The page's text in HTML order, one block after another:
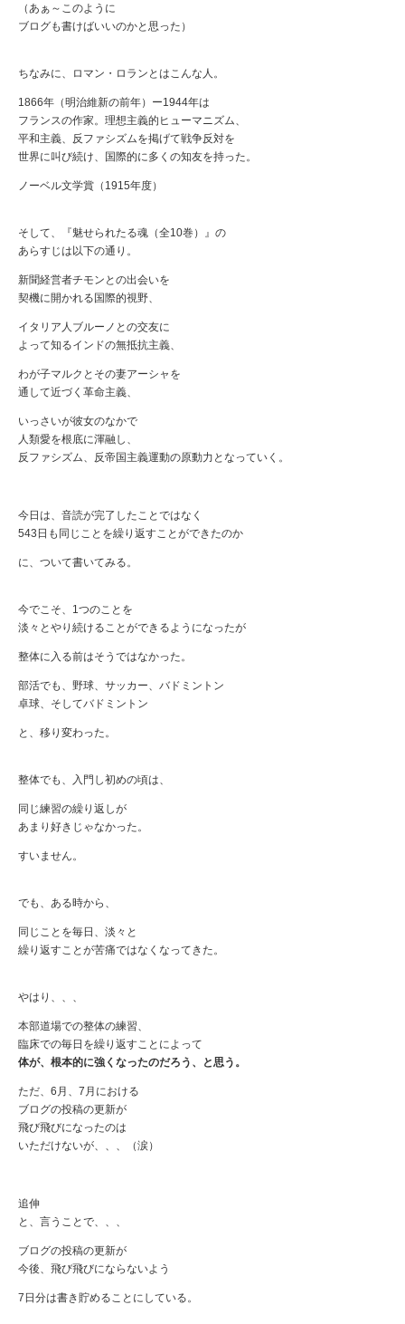
（あぁ～このように
ブログも書けばいいのかと思った）
ちなみに、ロマン・ロランとはこんな人。
1866年（明治維新の前年）ー1944年は
フランスの作家。理想主義的ヒューマニズム、
平和主義、反ファシズムを掲げて戦争反対を
世界に叫び続け、国際的に多くの知友を持った。
ノーベル文学賞（1915年度）
そして、『魅せられたる魂（全10巻）』の
あらすじは以下の通り。
新聞経営者チモンとの出会いを
契機に開かれる国際的視野、
イタリア人ブルーノとの交友に
よって知るインドの無抵抗主義、
わが子マルクとその妻アーシャを
通して近づく革命主義、
いっさいが彼女のなかで
人類愛を根底に渾融し、
反ファシズム、反帝国主義運動の原動力となっていく。
今日は、音読が完了したことではなく
543日も同じことを繰り返すことができたのか
に、ついて書いてみる。
今でこそ、1つのことを
淡々とやり続けることができるようになったが
整体に入る前はそうではなかった。
部活でも、野球、サッカー、バドミントン
卓球、そしてバドミントン
と、移り変わった。
整体でも、入門し初めの頃は、
同じ練習の繰り返しが
あまり好きじゃなかった。
すいません。
でも、ある時から、
同じことを毎日、淡々と
繰り返すことが苦痛ではなくなってきた。
やはり、、、
本部道場での整体の練習、
臨床での毎日を繰り返すことによって
体が、根本的に強くなったのだろう、と思う。
ただ、6月、7月における
ブログの投稿の更新が
飛び飛びになったのは
いただけないが、、、（涙）
追伸
と、言うことで、、、
ブログの投稿の更新が
今後、飛び飛びにならないよう
7日分は書き貯めることにしている。